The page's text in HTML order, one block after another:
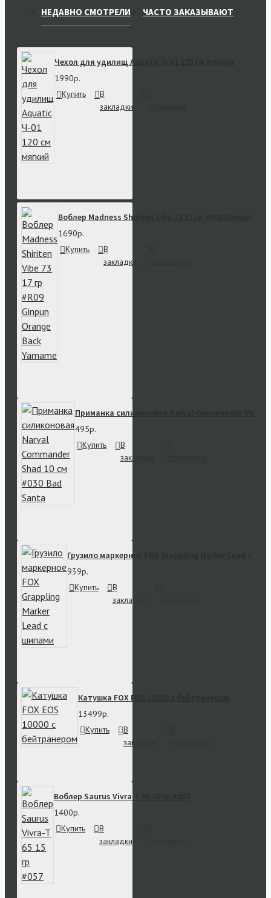
НЕДАВНО СМОТРЕЛИ ЧАСТО ЗАКАЗЫВАЮТ
Чехол для удилищ Aquatic Ч-01 120 см мягкий
1990р.
Купить
В
закладки
Воблер Madness Shiriten Vibe 73 17 гр #R09 Ginpun
1690р.
Купить
В
закладки
Приманка силиконовая Narval Commander Shad
495р.
Купить
В
закладки
Грузило маркерное FOX Grappling Marker Lead с
939р.
Купить
В
закладки
Катушка FOX EOS 10000 с бейтранером
13499р.
Купить
В
закладки
Воблер Saurus Vivra-T 65 15 гр #057
1400р.
Купить
В
закладки